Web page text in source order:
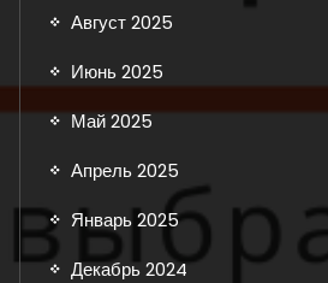
Август 2025
Июнь 2025
Май 2025
Апрель 2025
Январь 2025
Декабрь 2024